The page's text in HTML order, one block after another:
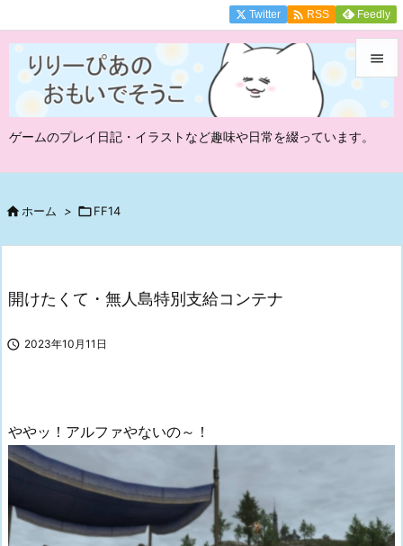
ゲームのプレイ日記・イラストなど趣味や日常を綴っています。

メニュ
Twitter  RSS Feedly
ホーム > FF14
開けたくて・無人島特別支給コンテナ
 2023年10月11日
ややッ！アルファやないの～！